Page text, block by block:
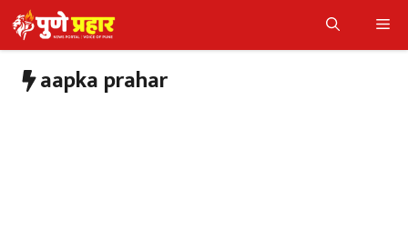
Skip
to
contentaapka prahar